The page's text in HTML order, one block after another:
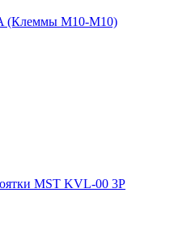
(Клеммы M10-M10)
MST KVL-00 3P